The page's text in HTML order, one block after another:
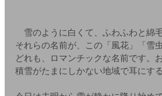
雪のように白くて、ふわふわと綿
それらの名前が、この「風花」「雪
どれも、ロマンチックな名前です。
積雪がたまにしかない地域で耳にす